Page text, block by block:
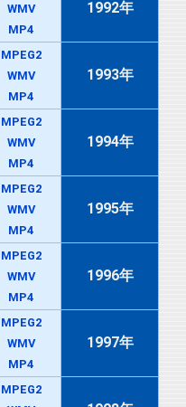
WMV
MP4
1992年
MPEG2
WMV
MP4
1993年
MPEG2
WMV
MP4
1994年
MPEG2
WMV
MP4
1995年
MPEG2
WMV
MP4
1996年
MPEG2
WMV
MP4
1997年
MPEG2